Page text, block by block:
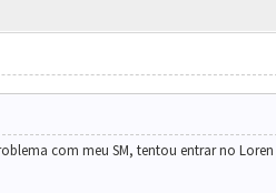
com meu SM, tentou entrar no